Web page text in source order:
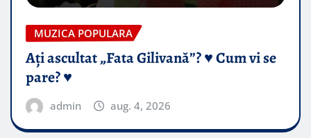
MUZICA POPULARA
Ați ascultat „Fata Gilivană”? ♥️ Cum vi se
pare? ♥️
admin aug. 4, 2026